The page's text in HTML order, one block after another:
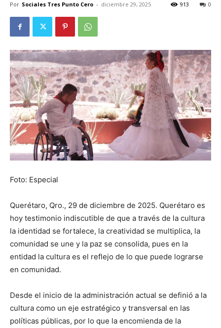
Por Sociales Tres Punto Cero - diciembre 29, 2025 0
913
Foto: Especial
Querétaro, Qro., 29 de diciembre de 2025. Querétaro es
hoy testimonio indiscutible de que a través de la cultura
la identidad se fortalece, la creatividad se multiplica, la
comunidad se une y la paz se consolida, pues en la
entidad la cultura es el reflejo de lo que puede lograrse
en comunidad.
Desde el inicio de la administración actual se definió a la
cultura como un eje estratégico y transversal en las
políticas públicas, por lo que la encomienda de la